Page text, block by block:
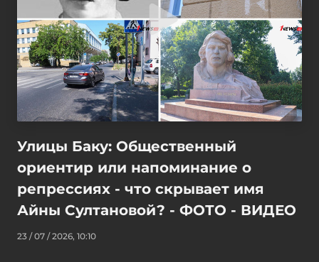
Улицы Баку: Общественный
ориентир или напоминание о
репрессиях - что скрывает имя
Айны Султановой? - ФОТО - ВИДЕО
23 / 07 / 2026, 10:10